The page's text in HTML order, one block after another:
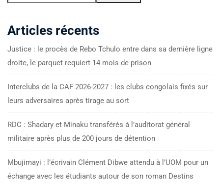
Articles récents
Justice : le procès de Rebo Tchulo entre dans sa dernière ligne
droite, le parquet requiert 14 mois de prison
Interclubs de la CAF 2026-2027 : les clubs congolais fixés sur
leurs adversaires après tirage au sort
RDC : Shadary et Minaku transférés à l’auditorat général
militaire après plus de 200 jours de détention
Mbujimayi : l’écrivain Clément Dibwe attendu à l’UOM pour un
échange avec les étudiants autour de son roman Destins